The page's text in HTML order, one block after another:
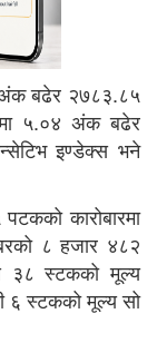
अंक बढेर २७८३.८५
५.०४ अंक बढेर
इण्डेक्स भने
कारोबारमा
८ हजार ४८२
३८ स्टकको मूल्य
६ स्टकको मूल्य सो